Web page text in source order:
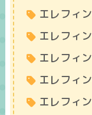
エレフィ
エレフィ
エレフィ
エレフィ
エレフィ